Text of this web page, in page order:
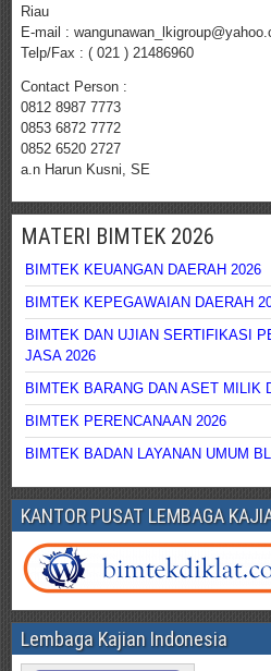
Riau
E-mail :
Telp/Fax : ( 021 ) 21486960
Contact Person :
0812 8987 7773
0853 6872 7772
0852 6520 2727
a.n Harun Kusni, SE
MATERI BIMTEK 2026
BIMTEK KEUANGAN DAERAH 2026
BIMTEK KEPEGAWAIAN DAERAH
BIMTEK DAN UJIAN SERTIFIKASI
JASA 2026
BIMTEK BARANG DAN ASET MILIK
BIMTEK PERENCANAAN 2026
BIMTEK BADAN LAYANAN UMUM
KANTOR PUSAT LEMBAGA
Lembaga Kajian Indonesia